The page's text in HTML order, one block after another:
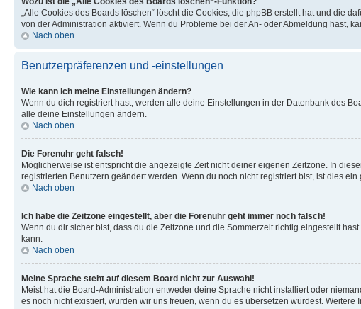
„Alle Cookies des Boards löschen“ löscht die Cookies, die phpBB erstellt hat und die
von der Administration aktiviert. Wenn du Probleme bei der An- oder Abmeldung hast,
Nach oben
Benutzerpräferenzen und -einstellungen
Wie kann ich meine Einstellungen ändern?
Wenn du dich registriert hast, werden alle deine Einstellungen in der Datenbank des
alle deine Einstellungen ändern.
Nach oben
Die Forenuhr geht falsch!
Möglicherweise ist entspricht die angezeigte Zeit nicht deiner eigenen Zeitzone. In
registrierten Benutzern geändert werden. Wenn du noch nicht registriert bist, ist dies ein
Nach oben
Ich habe die Zeitzone eingestellt, aber die Forenuhr geht immer noch falsch!
Wenn du dir sicher bist, dass du die Zeitzone und die Sommerzeit richtig eingestellt
kann.
Nach oben
Meine Sprache steht auf diesem Board nicht zur Auswahl!
Meist hat die Board-Administration entweder deine Sprache nicht installiert oder
es noch nicht existiert, würden wir uns freuen, wenn du es übersetzen würdest.